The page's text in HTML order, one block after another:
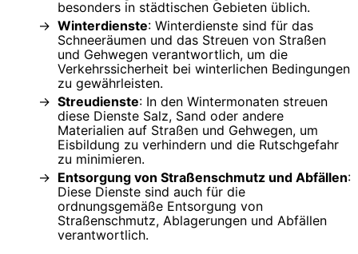
besonders in städtischen Gebieten üblich.
Winterdienste: Winterdienste sind für das
Schneeräumen und das Streuen von Straßen
und Gehwegen verantwortlich, um die
Verkehrssicherheit bei winterlichen Bedingungen
zu gewährleisten.
Streudienste: In den Wintermonaten streuen
diese Dienste Salz, Sand oder andere
Materialien auf Straßen und Gehwegen, um
Eisbildung zu verhindern und die Rutschgefahr
zu minimieren.
Entsorgung von Straßenschmutz und Abfällen:
Diese Dienste sind auch für die
ordnungsgemäße Entsorgung von
Straßenschmutz, Ablagerungen und Abfällen
verantwortlich.